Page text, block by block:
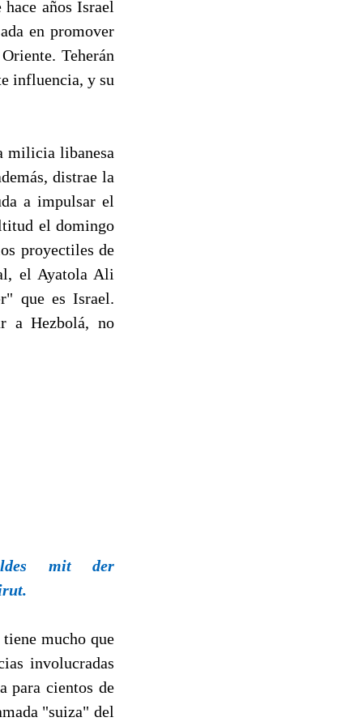
años Israel
en promover
Teherán
influencia, y su
milicia libanesa
distrae la
a impulsar el
el domingo
proyectiles de
el Ayatola Ali
que es Israel.
a Hezbolá, no
mit der
mucho que
involucradas
para cientos de
"suiza" del